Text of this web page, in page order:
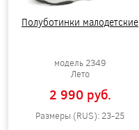
Полуботинки малодетские
модель 2349
Лето
2 990 pуб.
Размеры (RUS): 23-25